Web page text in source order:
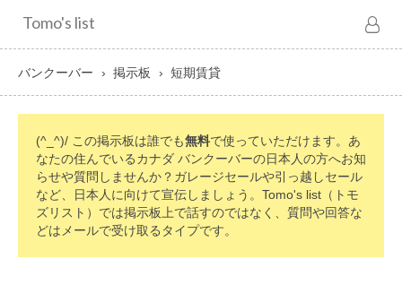
Tomo's list
バンクーバー 掲示板 短期賃貸
(^_^)/ この掲示板は誰でも無料で使っていただけます。あ
なたの住んでいるカナダ バンクーバーの日本人の方へお知
らせや質問しませんか？ガレージセールや引っ越しセール
など、日本人に向けて宣伝しましょう。Tomo's list（トモ
ズリスト）では掲示板上で話すのではなく、質問や回答な
どはメールで受け取るタイプです。